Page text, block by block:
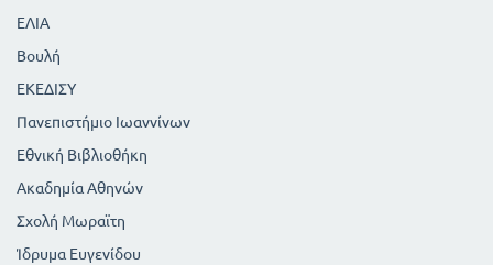
ΕΛΙΑ
Βουλή
ΕΚΕΔΙΣΥ
Πανεπιστήμιο Ιωαννίνων
Εθνική Βιβλιοθήκη
Ακαδημία Αθηνών
Σχολή Μωραϊτη
Ίδρυμα Ευγενίδου